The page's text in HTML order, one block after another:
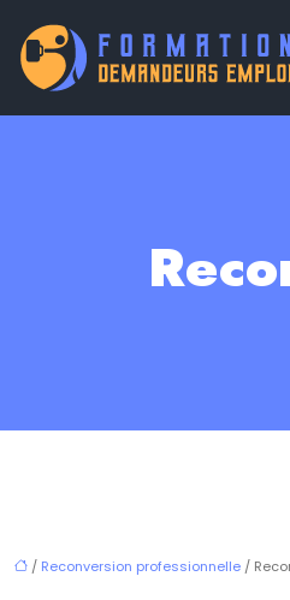
/ Reconversion professionnelle /